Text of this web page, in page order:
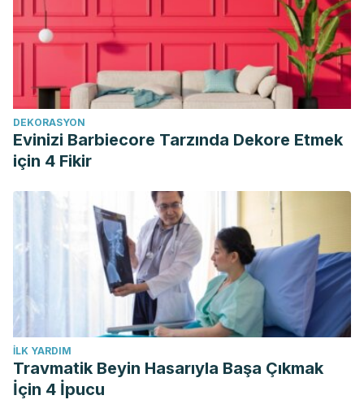
Revista Virtual de la Sociedad Paraguaya de Medicina
Interna. On-line version ISSN 2312-3893.
http://scielo.iics.una.py/scielo.php?pid=S2312-
38932017000200019&script=sci_abstract&tlng=es.
Academia Española de Dermatología y Venereología.
Celulitis, lo último para combatirla.
https://aedv.es/comunicacion/notas-de-prensa/celulitis-lo-
Nutr Rev. 2012 Sep;70(9):534-47. Diverse Biological
Activities of Dandelion. doi: 10.1111/j.1753-4887.2012.00509.x.
Epub 2012 Aug 17.
J Altern Complement Med. 2009 Aug; 15(8): 929–934. The
Diuretic Effect in Human Subjects of an Extract of
Taraxacum officinale Folium over a Single Day. doi:
10.1089/acm.2008.0152
PennState Hershey. Horsetail.
http://pennstatehershey.adam.com/content.aspx?
productid=107&pid=33&gid=000257
DEKORASYON
Evinizi Barbiecore Tarzında Dekore Etmek
için 4 Fikir
İLK YARDIM
Travmatik Beyin Hasarıyla Başa Çıkmak
İçin 4 İpucu